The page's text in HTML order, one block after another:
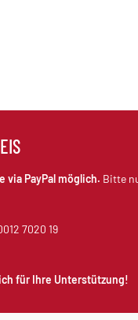
via PayPal möglich. Bitte
7020 19
für Ihre Unterstützung!